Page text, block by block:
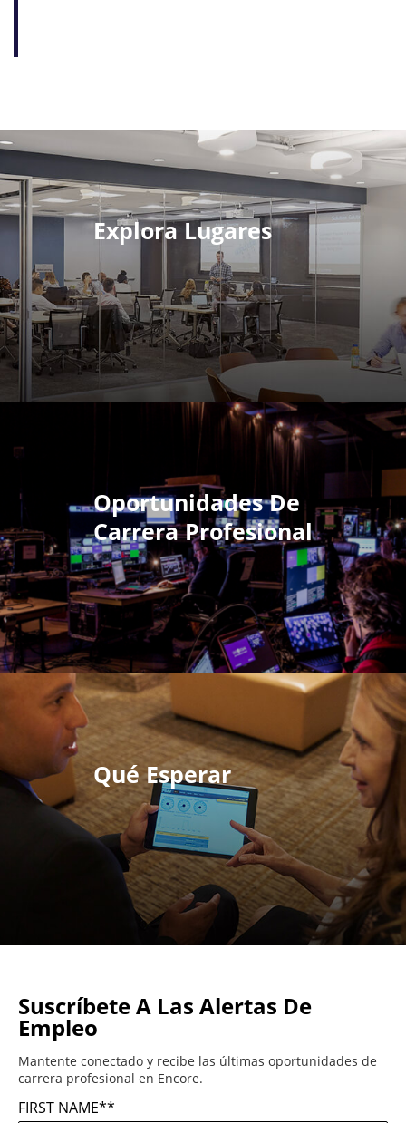
Explora Lugares
Oportunidades De
Carrera Profesional
Qué Esperar
Suscríbete A Las Alertas De
Empleo
Mantente conectado y recibe las últimas oportunidades de
carrera profesional en Encore.
FIRST NAME*